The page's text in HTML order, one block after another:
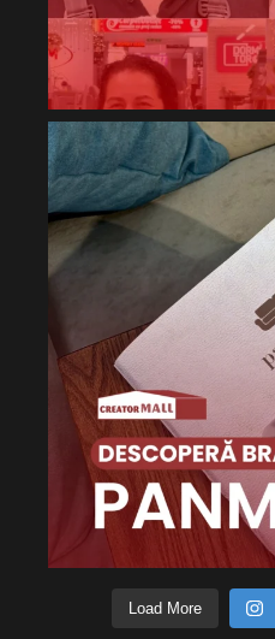
Load More